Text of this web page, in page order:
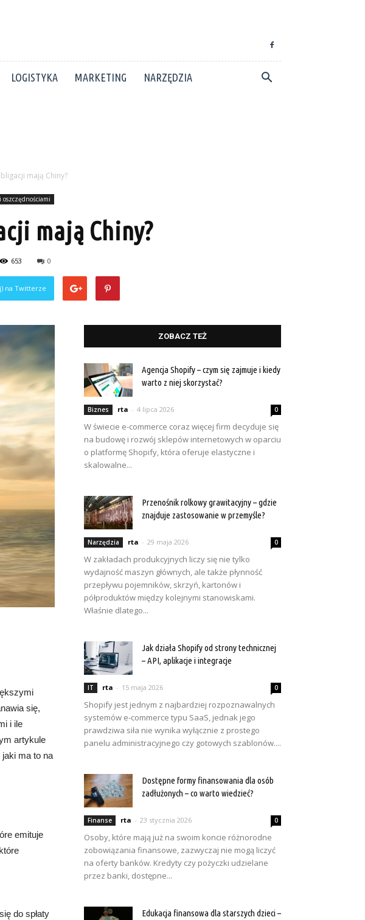
LOGISTYKA MARKETING NARZĘDZIA
mają Chiny?
mają Chiny?
653 0
na Twitterze
się,
i ile
artykule
ma to na
emituje
do spłaty
ZOBACZ TEŻ
Agencja Shopify – czym się zajmuje i kiedy
warto z niej skorzystać?
Biznes rta - 4 lipca 2026 0
W świecie e-commerce coraz więcej firm decyduje się
na budowę i rozwój sklepów internetowych w oparciu
o platformę Shopify, która oferuje elastyczne i
skalowalne...
Przenośnik rolkowy grawitacyjny – gdzie
znajduje zastosowanie w przemyśle?
Narzędzia rta - 29 maja 2026 0
W zakładach produkcyjnych liczy się nie tylko
wydajność maszyn głównych, ale także płynność
przepływu pojemników, skrzyń, kartonów i
półproduktów między kolejnymi stanowiskami.
Właśnie dlatego...
Jak działa Shopify od strony technicznej
– API, aplikacje i integracje
IT rta - 15 maja 2026 0
Shopify jest jednym z najbardziej rozpoznawalnych
systemów e-commerce typu SaaS, jednak jego
prawdziwa siła nie wynika wyłącznie z prostego
panelu administracyjnego czy gotowych szablonów....
Dostępne formy finansowania dla osób
zadłużonych – co warto wiedzieć?
Finanse rta - 23 stycznia 2026 0
Osoby, które mają już na swoim koncie różnorodne
zobowiązania finansowe, zazwyczaj nie mogą liczyć
na oferty banków. Kredyty czy pożyczki udzielane
przez banki, dostępne...
Edukacja finansowa dla starszych dzieci –